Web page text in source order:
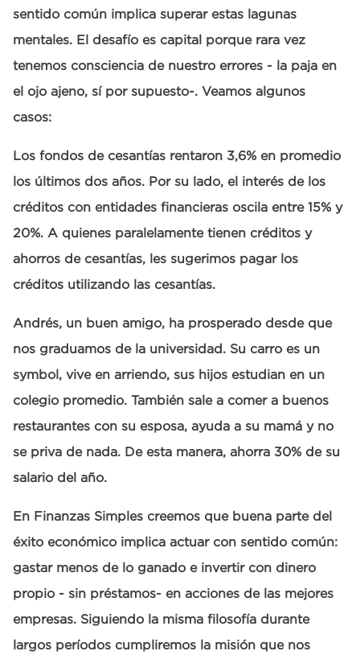
sentido común implica superar estas lagunas
mentales. El desafío es capital porque rara vez
tenemos consciencia de nuestro errores - la paja en
el ojo ajeno, sí por supuesto-. Veamos algunos
casos:
Los fondos de cesantías rentaron 3,6% en promedio
los últimos dos años. Por su lado, el interés de los
créditos con entidades financieras oscila entre 15% y
20%. A quienes paralelamente tienen créditos y
ahorros de cesantías, les sugerimos pagar los
créditos utilizando las cesantías.
Andrés, un buen amigo, ha prosperado desde que
nos graduamos de la universidad. Su carro es un
symbol, vive en arriendo, sus hijos estudian en un
colegio promedio. También sale a comer a buenos
restaurantes con su esposa, ayuda a su mamá y no
se priva de nada. De esta manera, ahorra 30% de su
salario del año.
En Finanzas Simples creemos que buena parte del
éxito económico implica actuar con sentido común:
gastar menos de lo ganado e invertir con dinero
propio - sin préstamos- en acciones de las mejores
empresas. Siguiendo la misma filosofía durante
largos períodos cumpliremos la misión que nos